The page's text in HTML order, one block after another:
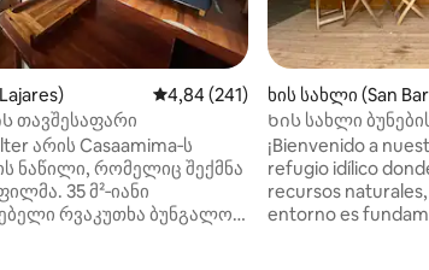
5, 96 მიმოხილვასაშუალო შეფასებაა 5‑დან
4,84 (241)
თავშესაფარი
არის Casaamima‑ს
ნაწილი, რომელიც შექმნა
35 მ²‑იანი
რვაკუთხა ბუნგალო,
ხის სახლი (San
Ხის სახლი
CabanaLanz
¡Bienvenido a
refugio idílico
recursos
entorno es